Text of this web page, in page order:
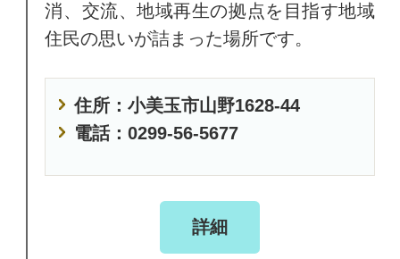
消、交流、地域再生の拠点を目指す地域
住民の思いが詰まった場所です。
住所：小美玉市山野1628-44
電話：0299-56-5677
詳細